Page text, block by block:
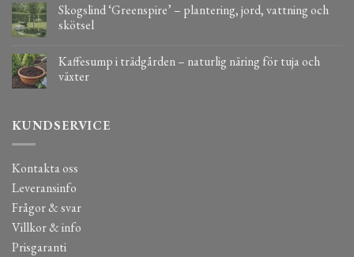
Skogslind ‘Greenspire’ – plantering, jord, vattning och
skötsel
Kaffesump i trädgården – naturlig näring för tuja och
växter
KUNDSERVICE
Kontakta oss
Leveransinfo
Frågor & svar
Villkor & info
Prisgaranti